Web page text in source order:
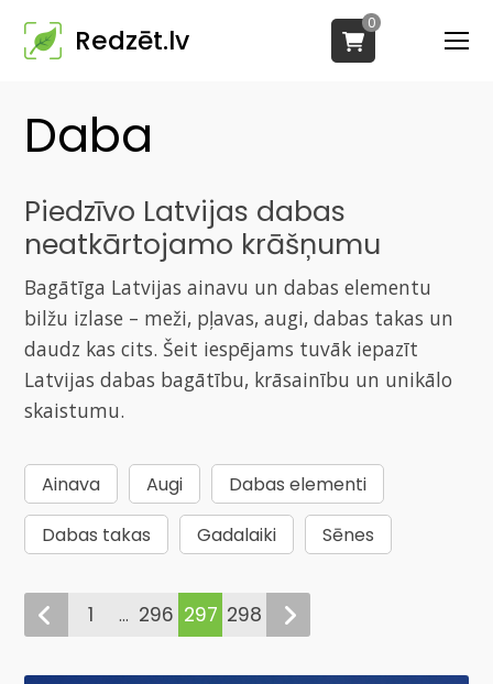
Redzēt.lv
0
Daba
Piedzīvo Latvijas dabas
neatkārtojamo krāšņumu
Bagātīga Latvijas ainavu un dabas elementu
bilžu izlase – meži, pļavas, augi, dabas takas un
daudz kas cits. Šeit iespējams tuvāk iepazīt
Latvijas dabas bagātību, krāsainību un unikālo
skaistumu.
Ainava Augi
Dabas elementi
Dabas takas
Gadalaiki Sēnes
1 ... 296 297 298